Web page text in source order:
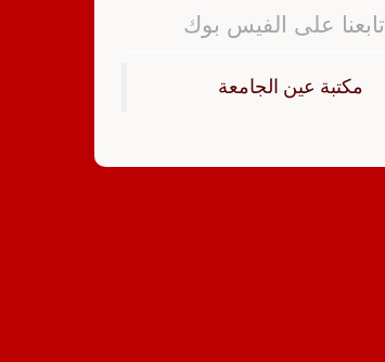
تابعنا على الفيس بوك
‏مكتبة عين الجامعة‏